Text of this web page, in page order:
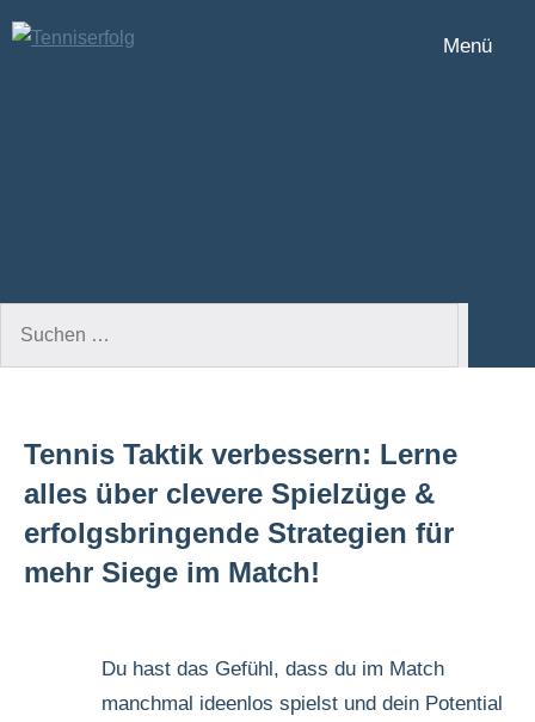
Inhalt
Menü
Tennis Taktik verbessern: Lerne
alles über clevere Spielzüge &
erfolgsbringende Strategien für
mehr Siege im Match!
Du hast das Gefühl, dass du im Match
manchmal ideenlos spielst und dein Potential